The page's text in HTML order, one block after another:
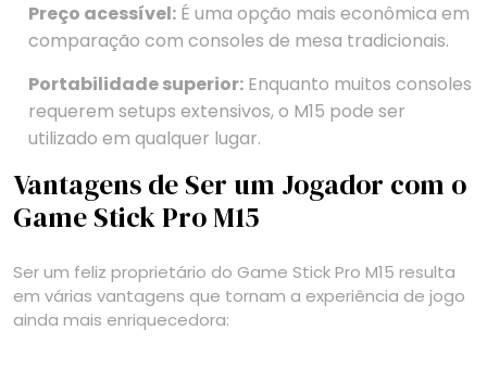
Preço acessível: É uma opção mais econômica em
comparação com consoles de mesa tradicionais.
Portabilidade superior: Enquanto muitos consoles
requerem setups extensivos, o M15 pode ser
utilizado em qualquer lugar.
Vantagens de Ser um Jogador com o
Game Stick Pro M15
Ser um feliz proprietário do Game Stick Pro M15 resulta
em várias vantagens que tornam a experiência de jogo
ainda mais enriquecedora: